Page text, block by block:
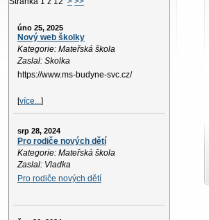
úno 25, 2025
Nový web školky
Kategorie: Mateřská škola
Zaslal: Skolka
https://www.ms-budyne-svc.cz/
[více...]
srp 28, 2024
Pro rodiče nových dětí
Kategorie: Mateřská škola
Zaslal: Vladka
Pro rodiče nových dětí